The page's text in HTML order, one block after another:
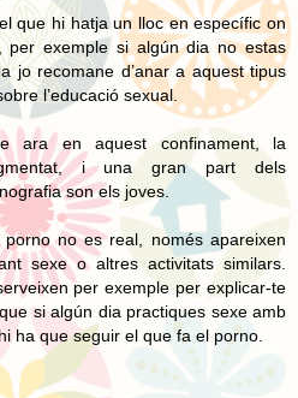
que hi hatja un lloc en específic on
per exemple si algún dia no estas
jo recomane d’anar a aquest tipus
l’educació sexual.
ara en aquest confinament, la
i una gran part dels
son els joves.
no es real, només apareixen
sexe o altres activitats similars.
per exemple per explicar-te
si algún dia practiques sexe amb
ha que seguir el que fa el porno.